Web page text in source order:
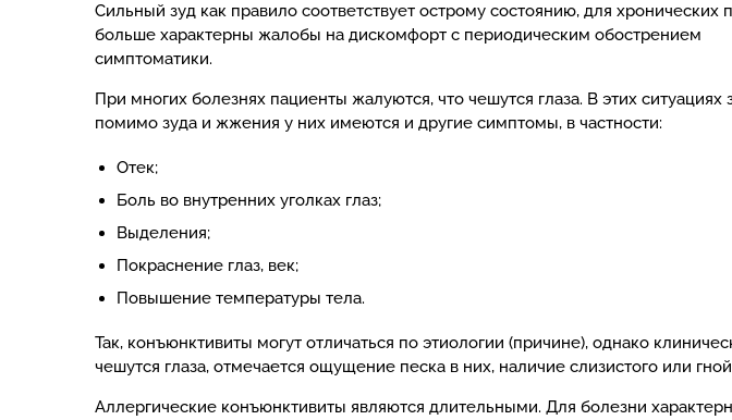
Сильный зуд как правило соответствует острому состоянию, для хронических
больше характерны жалобы на дискомфорт с периодическим обострением
симптоматики.
При многих болезнях пациенты жалуются, что чешутся глаза. В этих ситуациях
помимо зуда и жжения у них имеются и другие симптомы, в частности:
Отек;
Боль во внутренних уголках глаз;
Выделения;
Покраснение глаз, век;
Повышение температуры тела.
Так, конъюнктивиты могут отличаться по этиологии (причине), однако
чешутся глаза, отмечается ощущение песка в них, наличие слизистого или
Аллергические конъюнктивиты являются длительными. Для болезни